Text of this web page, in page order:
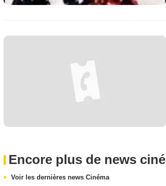
Encore plus de news ciné
Voir les dernières news Cinéma